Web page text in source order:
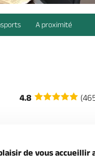
A proximité
4.8
de vous accueillir